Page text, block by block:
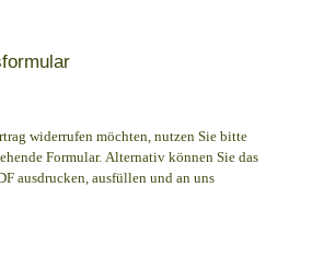
widerrufen möchten, nutzen Sie bitte
Formular. Alternativ können Sie das
ausdrucken, ausfüllen und an uns